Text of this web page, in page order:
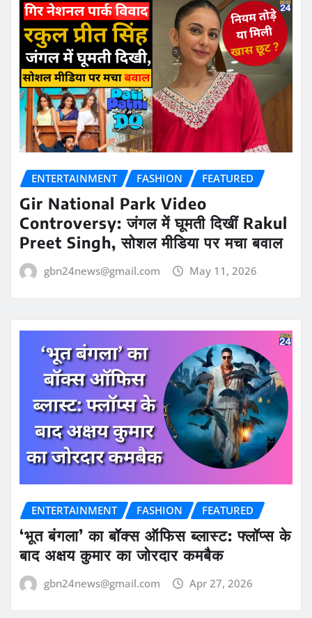
ENTERTAINMENT FASHION FEATURED
Gir National Park Video
Controversy: जंगल में घूमती दिखीं Rakul
Preet Singh, सोशल मीडिया पर मचा बवाल
gbn24news@gmail.com May 11, 2026
ENTERTAINMENT FASHION FEATURED
‘भूत बंगला’ का बॉक्स ऑफिस ब्लास्ट: फ्लॉप्स के
बाद अक्षय कुमार का जोरदार कमबैक
gbn24news@gmail.com Apr 27, 2026